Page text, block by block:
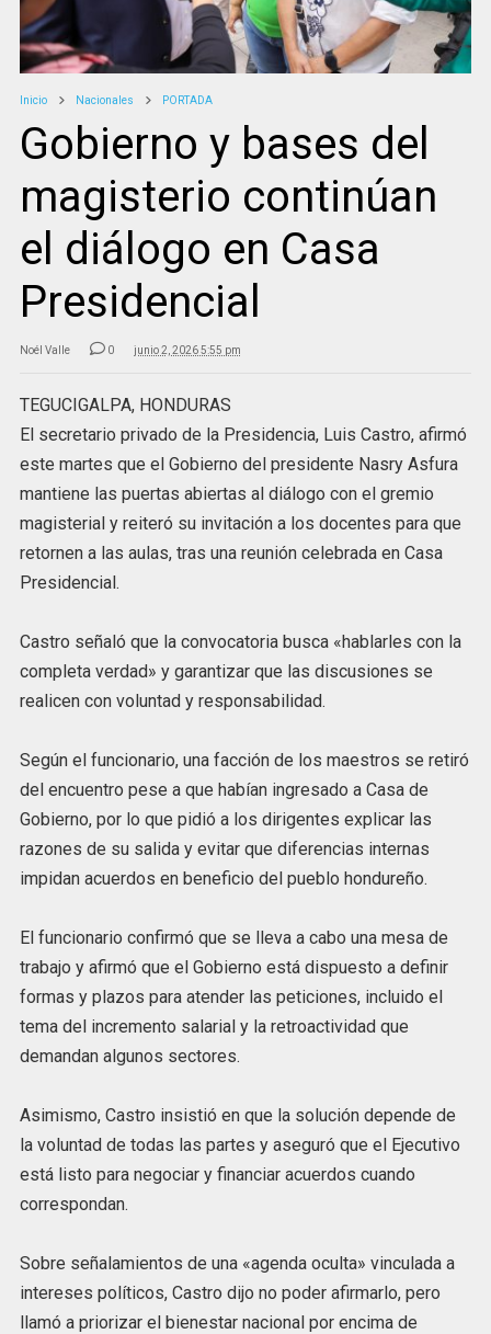
Inicio Nacionales PORTADA
Gobierno y bases del
magisterio continúan
el diálogo en Casa
Presidencial
Noél Valle 0 junio 2, 2026 5:55 pm
TEGUCIGALPA, HONDURAS
El secretario privado de la Presidencia, Luis Castro, afirmó
este martes que el Gobierno del presidente Nasry Asfura
mantiene las puertas abiertas al diálogo con el gremio
magisterial y reiteró su invitación a los docentes para que
retornen a las aulas, tras una reunión celebrada en Casa
Presidencial.
Castro señaló que la convocatoria busca «hablarles con la
completa verdad» y garantizar que las discusiones se
realicen con voluntad y responsabilidad.
Según el funcionario, una facción de los maestros se retiró
del encuentro pese a que habían ingresado a Casa de
Gobierno, por lo que pidió a los dirigentes explicar las
razones de su salida y evitar que diferencias internas
impidan acuerdos en beneficio del pueblo hondureño.
El funcionario confirmó que se lleva a cabo una mesa de
trabajo y afirmó que el Gobierno está dispuesto a definir
formas y plazos para atender las peticiones, incluido el
tema del incremento salarial y la retroactividad que
demandan algunos sectores.
Asimismo, Castro insistió en que la solución depende de
la voluntad de todas las partes y aseguró que el Ejecutivo
está listo para negociar y financiar acuerdos cuando
correspondan.
Sobre señalamientos de una «agenda oculta» vinculada a
intereses políticos, Castro dijo no poder afirmarlo, pero
llamó a priorizar el bienestar nacional por encima de